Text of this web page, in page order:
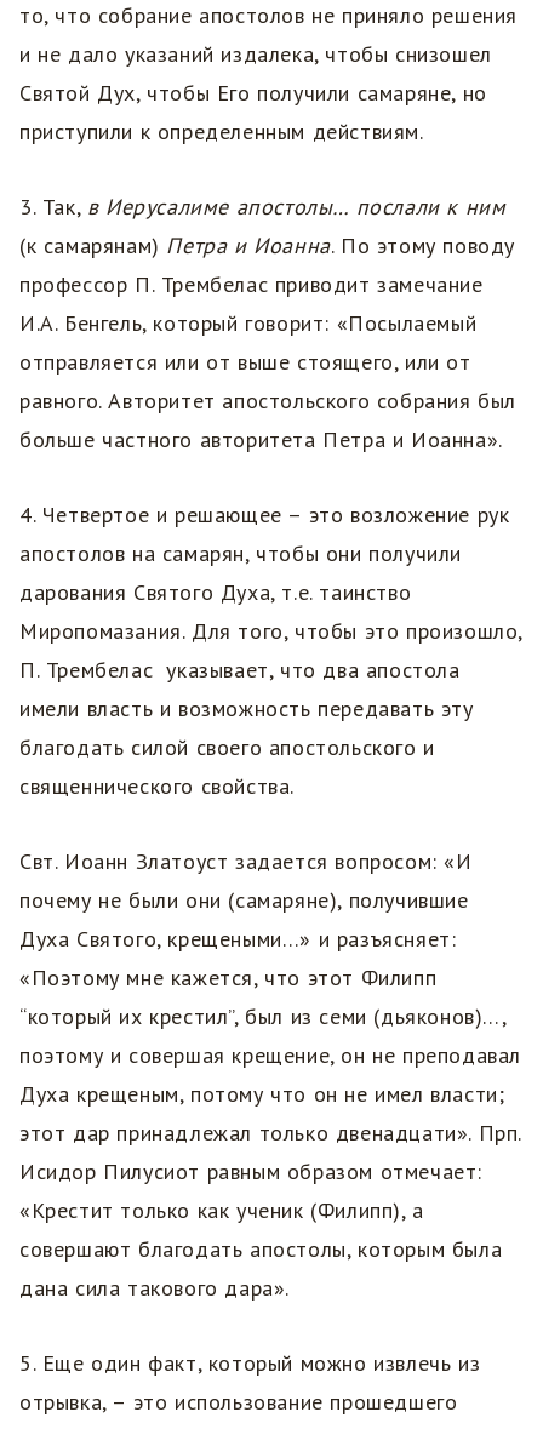
то, что собрание апостолов не приняло решения
и не дало указаний издалека, чтобы снизошел
Святой Дух, чтобы Его получили самаряне, но
приступили к определенным действиям.
3. Так, в Иерусалиме апостолы… послали к ним
(к самарянам) Петра и Иоанна. По этому поводу
профессор П. Трембелас приводит замечание
И.А. Бенгель, который говорит: «Посылаемый
отправляется или от выше стоящего, или от
равного. Авторитет апостольского собрания был
больше частного авторитета Петра и Иоанна».
4. Четвертое и решающее – это возложение рук
апостолов на самарян, чтобы они получили
дарования Святого Духа, т.е. таинство
Миропомазания. Для того, чтобы это произошло,
П. Трембелас указывает, что два апостола
имели власть и возможность передавать эту
благодать силой своего апостольского и
священнического свойства.
Свт. Иоанн Златоуст задается вопросом: «И
почему не были они (самаряне), получившие
Духа Святого, крещеными…» и разъясняет:
«Поэтому мне кажется, что этот Филипп
“который их крестил”, был из семи (дьяконов)…,
поэтому и совершая крещение, он не преподавал
Духа крещеным, потому что он не имел власти;
этот дар принадлежал только двенадцати». Прп.
Исидор Пилусиот равным образом отмечает:
«Крестит только как ученик (Филипп), а
совершают благодать апостолы, которым была
дана сила такового дара».
5. Еще один факт, который можно извлечь из
отрывка, – это использование прошедшего